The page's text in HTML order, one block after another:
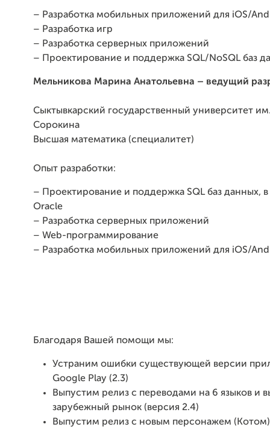
– Разработка мобильных приложений для iOS/
– Разработка игр
– Разработка серверных приложений
– Проектирование и поддержка SQL/NoSQL баз
Мельникова Марина Анатольевна – ведущий
Сыктывкарский государственный университет
Сорокина
Высшая математика (специалитет)
Опыт разработки:
– Проектирование и поддержка SQL баз данных,
Oracle
– Разработка серверных приложений
– Web-программирование
– Разработка мобильных приложений для iOS/
Благодаря Вашей помощи мы:
Устраним ошибки существующей версии
Google Play (2.3)
Выпустим релиз с переводами на 6 языков и
зарубежный рынок (версия 2.4)
Выпустим релиз с новым персонажем